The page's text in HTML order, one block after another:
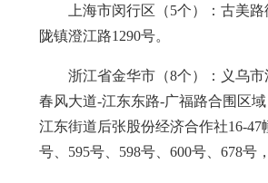
上海市闵行区（5个）：古美
陇镇澄江路1290号。
浙江省金华市（8个）：义乌
春风大道-江东东路-广福路合围区
江东街道后张股份经济合作社16-
号、595号、598号、600号、678